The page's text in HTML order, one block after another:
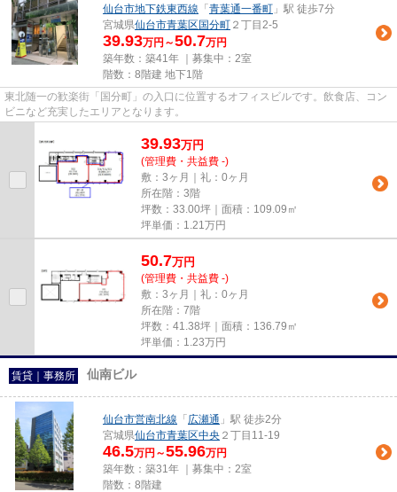
仙台市地下鉄東西線 「 青葉通一番町 」駅 徒歩7分
宮城県仙台市青葉区 国分町 ２丁目2-5
39.93万円～50.7万円
築年数：築41年 ｜募集中： 2室
階数：8階建 地下1階
東北随一の歓楽街「国分町」の入口に位置するオフィスビルです。飲食店、コン
ビニなど充実したエリアとなります。
39.93万円
(管理費・共益費 -)
敷：3ヶ月｜礼：0ヶ月
所在階：3階
坪数：33.00坪｜面積：109.09㎡
坪単価： 1.21万円
50.7万円
(管理費・共益費 -)
敷：3ヶ月｜礼：0ヶ月
所在階：7階
坪数：41.38坪｜面積：136.79㎡
坪単価： 1.23万円
賃貸｜事務所 仙南ビル
仙台市営南北線 「 広瀬通 」駅 徒歩2分
宮城県仙台市青葉区中央 ２丁目11-19
46.5万円～55.96万円
築年数：築31年 ｜募集中： 2室
階数：8階建